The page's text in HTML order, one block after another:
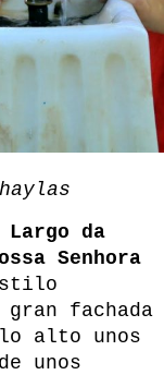
Largo da
Senhora
fachada
alto unos
unos